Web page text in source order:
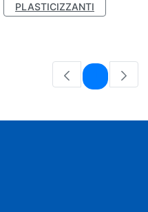
PLASTICIZZANTI
Pagina